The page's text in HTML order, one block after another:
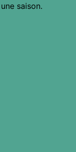
saison.